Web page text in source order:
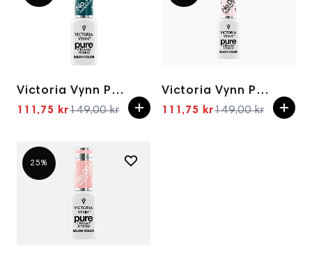
Victoria Vynn Pure Creamy Hybrid - 187 Harbour Blue
Spesialpris
111,75 kr149,00 kr
Victoria Vynn Pure Creamy Hybrid 002 Pearly Glow 8ml
Spesialpris
111,75 kr149,00 kr
25%